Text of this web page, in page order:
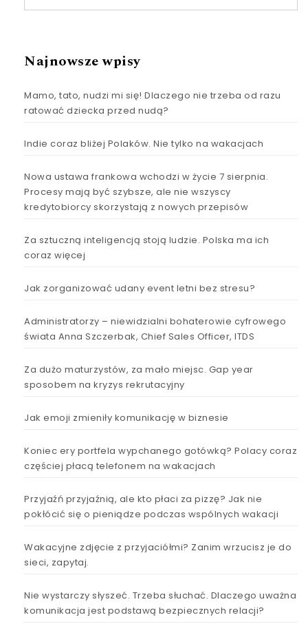
Najnowsze wpisy
Mamo, tato, nudzi mi się! Dlaczego nie trzeba od razu
ratować dziecka przed nudą?
Indie coraz bliżej Polaków. Nie tylko na wakacjach
Nowa ustawa frankowa wchodzi w życie 7 sierpnia.
Procesy mają być szybsze, ale nie wszyscy
kredytobiorcy skorzystają z nowych przepisów
Za sztuczną inteligencją stoją ludzie. Polska ma ich
coraz więcej
Jak zorganizować udany event letni bez stresu?
Administratorzy – niewidzialni bohaterowie cyfrowego
świata Anna Szczerbak, Chief Sales Officer, ITDS
Za dużo maturzystów, za mało miejsc. Gap year
sposobem na kryzys rekrutacyjny
Jak emoji zmieniły komunikację w biznesie
Koniec ery portfela wypchanego gotówką? Polacy coraz
częściej płacą telefonem na wakacjach
Przyjaźń przyjaźnią, ale kto płaci za pizzę? Jak nie
pokłócić się o pieniądze podczas wspólnych wakacji
Wakacyjne zdjęcie z przyjaciółmi? Zanim wrzucisz je do
sieci, zapytaj.
Nie wystarczy słyszeć. Trzeba słuchać. Dlaczego uważna
komunikacja jest podstawą bezpiecznych relacji?